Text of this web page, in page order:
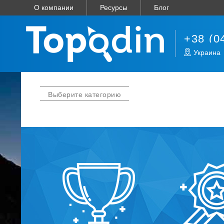
О компании Ресурсы Блог
+38
Украина
Выберите категорию
Блог об